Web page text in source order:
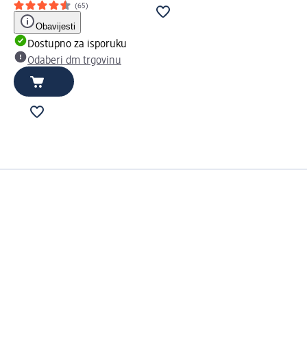
(65)
Obavijesti
Dostupno za isporuku
Odaberi dm trgovinu